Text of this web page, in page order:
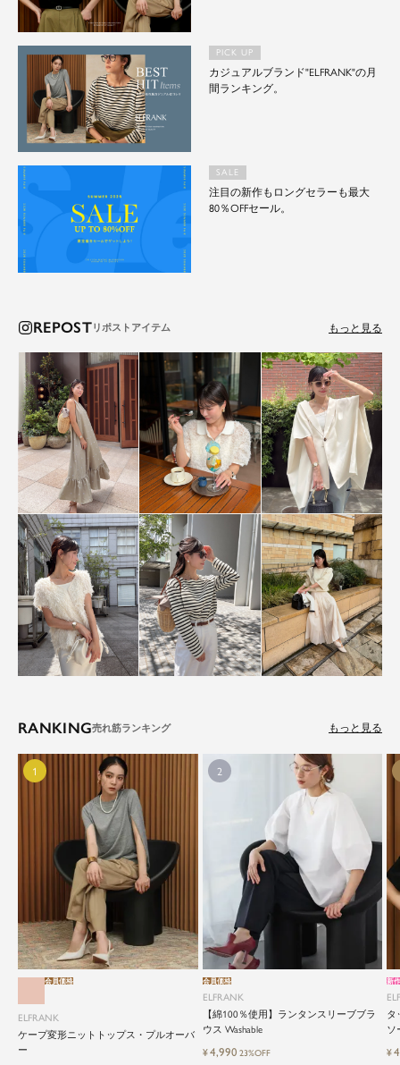
PICK UP
カジュアルブランド"ELFRANK"の月
間ランキング。
SALE
注目の新作もロングセラーも最大
80％OFFセール。
REPOST もっと見る
RANKING もっと見る
ELFRANK
ケープ変形ニットトップス・プルオーバ
ー
会員価格
ELFRANK
【綿100％使用】ランタンスリーブブラ
ウス Washable
会員価格
¥4,990 23%OFF
タ
ソ
新
¥